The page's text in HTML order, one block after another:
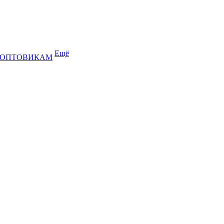
ОПТОВИКАМ Ещё